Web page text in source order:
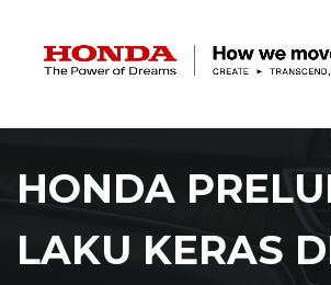
HONDA
LAKU KERAS